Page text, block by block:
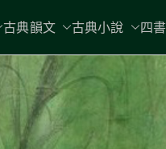
古典韻文 古典小說 四書